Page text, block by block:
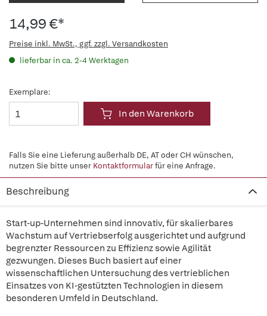
14,99 €*
Preise inkl. MwSt., ggf. zzgl. Versandkosten
lieferbar in ca. 2-4 Werktagen
Exemplare:
In den Warenkorb
Falls Sie eine Lieferung außerhalb DE, AT oder CH wünschen,
nutzen Sie bitte unser Kontaktformularfür eine Anfrage.
Beschreibung
Start-up-Unternehmen sind innovativ, für skalierbares
Wachstum auf Vertriebserfolg ausgerichtet und aufgrund
begrenzter Ressourcen zu Effizienz sowie Agilität
gezwungen. Dieses Buch basiert auf einer
wissenschaftlichen Untersuchung des vertrieblichen
Einsatzes von KI-gestützten Technologien in diesem
besonderen Umfeld in Deutschland.